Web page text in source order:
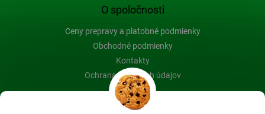
O spoločnosti
Ceny prepravy a platobné podmienky
Obchodné podmienky
Kontakty
Ochrana osobných údajov
Blog